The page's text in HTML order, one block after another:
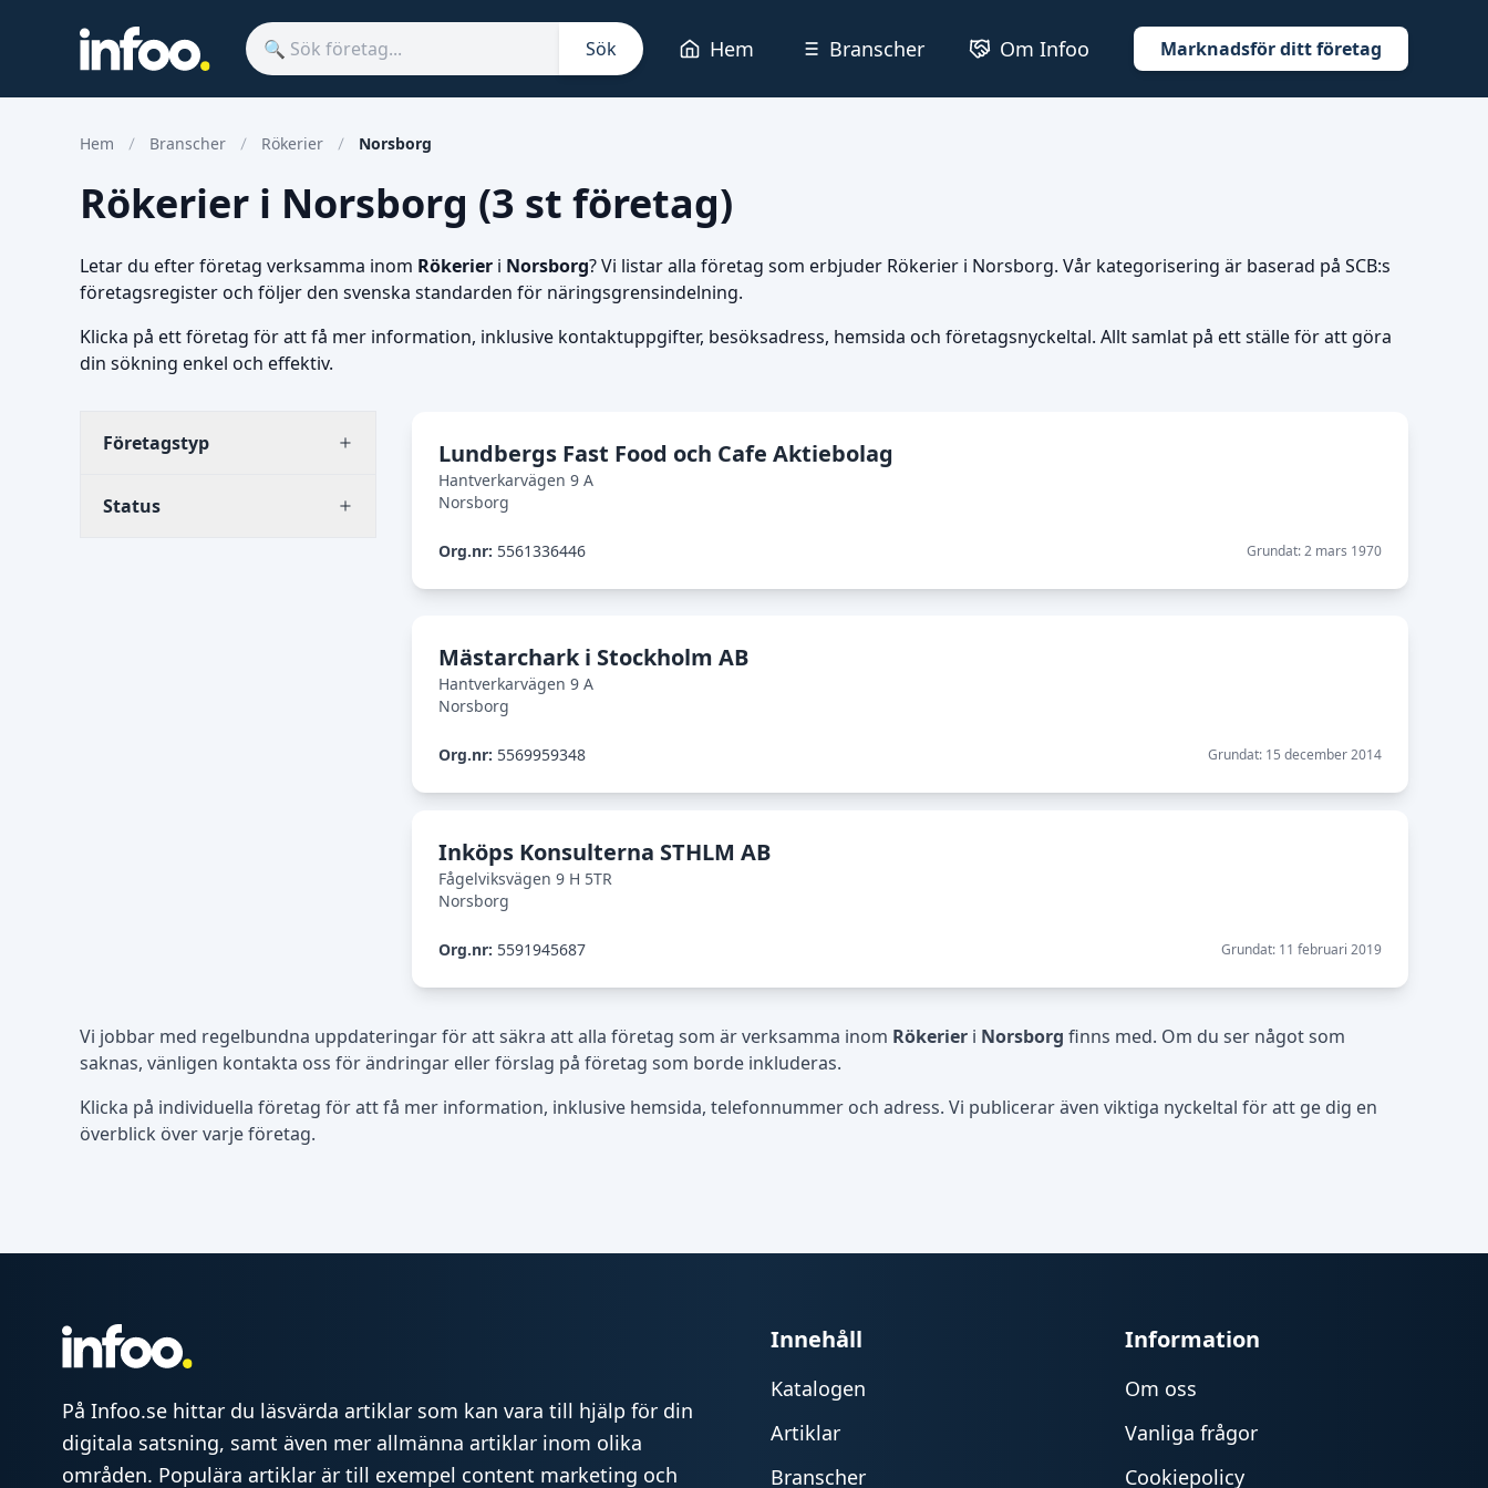
Sök Hem Branscher Om Infoo Marknadsför ditt företag
Hem Branscher Rökerier Norsborg
Rökerier i Norsborg (3 st företag)
Letar du efter företag verksamma inom Rökerier i Norsborg? Vi listar alla företag som erbjuder Rökerier i Norsborg. Vår kategorisering är baserad på SCB:s
företagsregister och följer den svenska standarden för näringsgrensindelning.
Klicka på ett företag för att få mer information, inklusive kontaktuppgifter, besöksadress, hemsida och företagsnyckeltal. Allt samlat på ett ställe för att göra
din sökning enkel och effektiv.
Företagstyp
Status
Lundbergs Fast Food och Cafe Aktiebolag
Hantverkarvägen 9 A
Norsborg
Org.nr: 5561336446 Grundat: 2 mars 1970
Mästarchark i Stockholm AB
Hantverkarvägen 9 A
Norsborg
Org.nr: 5569959348 Grundat: 15 december 2014
Inköps Konsulterna STHLM AB
Fågelviksvägen 9 H 5TR
Norsborg
Org.nr: 5591945687 Grundat: 11 februari 2019
Vi jobbar med regelbundna uppdateringar för att säkra att alla företag som är verksamma inom Rökerier i Norsborg finns med. Om du ser något som
saknas, vänligen kontakta oss för ändringar eller förslag på företag som borde inkluderas.
Klicka på individuella företag för att få mer information, inklusive hemsida, telefonnummer och adress. Vi publicerar även viktiga nyckeltal för att ge dig en
överblick över varje företag.
På Infoo.se hittar du läsvärda artiklar som kan vara till hjälp för din
digitala satsning, samt även mer allmänna artiklar inom olika
områden. Populära artiklar är till exempel content marketing och
Innehåll
Katalogen
Artiklar
Branscher
Information
Om oss
Vanliga frågor
Cookiepolicy